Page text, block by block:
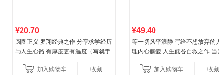
¥20.70
圆圈正义 罗翔经典之作 分享求学经历
与人生心路 有厚度更有温度（写就于
师签章版，赠立体卡
加入购物车 收藏
¥49.40
等一切风平浪静 写给不想放弃的
理内心藤壶 人生低谷自救之作 当
加入购物车
收藏